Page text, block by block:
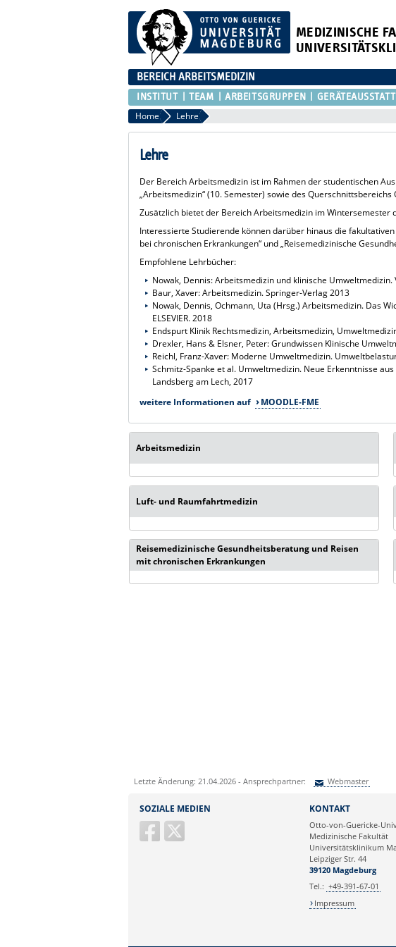
MEDIZINISCHE
BEREICH ARBEITSMEDIZIN
INSTITUT TEAM ARBEITSGRUPPEN
Home Lehre
Lehre
Der Bereich Arbeitsmedizin ist im Rahmen der studentischen
„Arbeitsmedizin“ (10. Semester) sowie des
Zusätzlich bietet der Bereich Arbeitsmedizin im Wintersemester
Interessierte Studierende können darüber hinaus die
bei chronischen Erkrankungen“ und „Reisemedizinische
Empfohlene Lehrbücher:
Nowak, Dennis: Arbeitsmedizin und klinische
Baur, Xaver: Arbeitsmedizin. Springer-Verlag 2013
Nowak, Dennis, Ochmann, Uta (Hrsg.) Arbeitsmedizin. Das
ELSEVIER. 2018
Endspurt Klinik Rechtsmedizin, Arbeitsmedizin,
Drexler, Hans & Elsner, Peter: Grundwissen Klinische
Reichl, Franz-Xaver: Moderne Umweltmedizin.
Schmitz-Spanke et al. Umweltmedizin. Neue Erkenntnisse
Landsberg am Lech, 2017
weitere Informationen auf
MOODLE-FME
Arbeitsmedizin
Luft- und Raumfahrtmedizin
Reisemedizinische Gesundheitsberatung und Reisen
mit chronischen Erkrankungen
Letzte Änderung: 21.04.2026 - Ansprechpartner: Webmaster
Ihre E-Mailadresse:
SOZIALE MEDIEN KONTAKT
Otto-von-Guericke-
Medizinische Fakultät
Universitätsklinikum
Leipziger Str. 44
39120 Magdeburg
Tel.: +49-391-67-01
Impressum